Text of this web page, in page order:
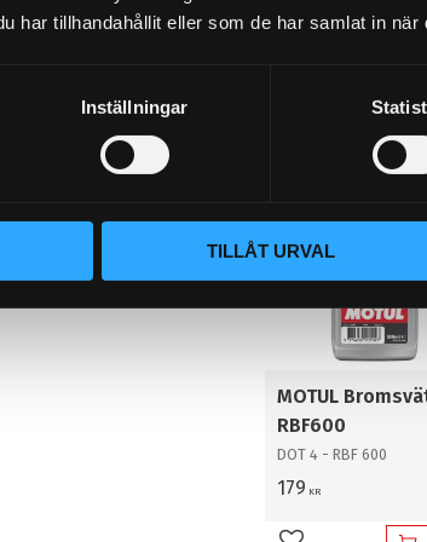
har tillhandahållit eller som de har samlat in
Inställningar
TILLÅT URVAL
på bromsskivan eller köpa till flytande
MOTUL
RBF600
DOT 4 - RBF 600
179 KR